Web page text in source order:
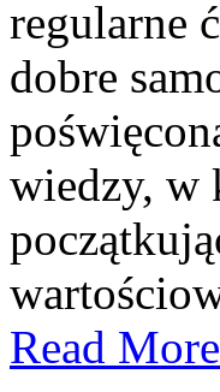
regularne
dobre
wiedzy, w
Read